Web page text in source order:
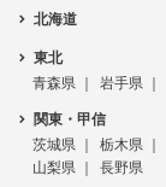
北海道
東北
青森県
岩手県
関東・甲信
茨城県
栃木県
山梨県
長野県